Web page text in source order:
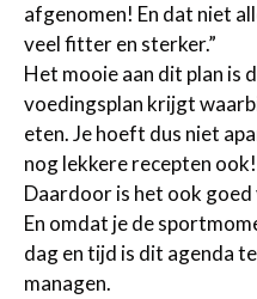
afgenomen! En dat niet
veel fitter en sterker.”
Het mooie aan dit plan is
voedingsplan krijgt
eten. Je hoeft dus niet
nog lekkere recepten
Daardoor is het ook goed
En omdat je de
dag en tijd is dit agenda
managen.